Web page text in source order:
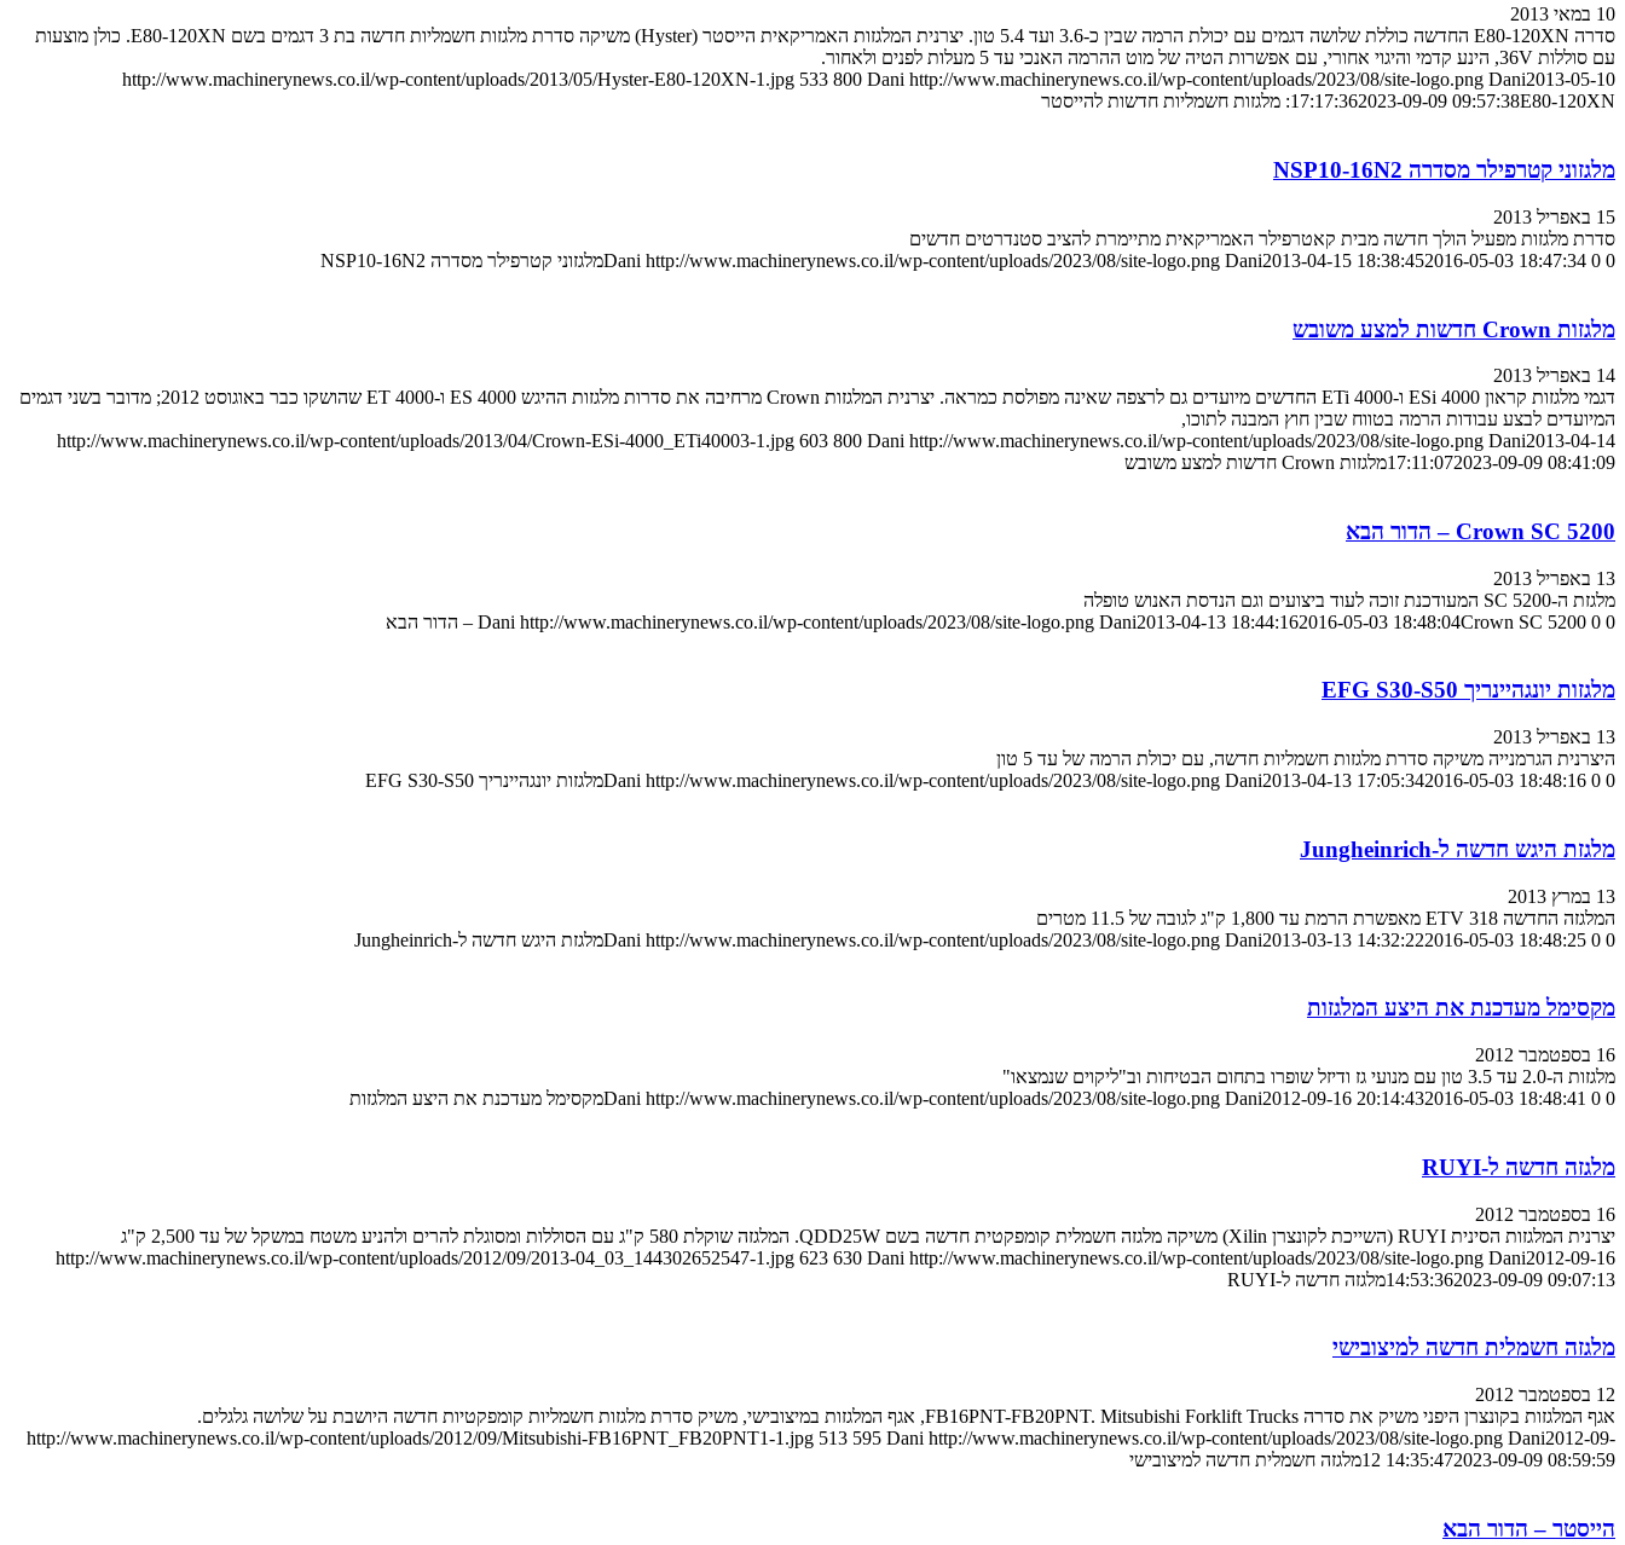
10 במאי 2013
סדרה E80-120XN החדשה כוללת שלושה דגמים עם יכולת הרמה שבין כ-3.6 ועד 5.4 טון. יצרנית המלגזות האמריקאית הייסטר (Hyster) משיקה סדרת מלגזות חשמליות חדשה בת 3 דגמים בשם E80-120XN. כולן מוצעות
עם סוללות 36V, הינע קדמי והיגוי אחורי, עם אפשרות הטיה של מוט ההרמה האנכי עד 5 מעלות לפנים ולאחור.
http://www.machinerynews.co.il/wp-content/uploads/2013/05/Hyster-E80-120XN-1.jpg 533 800 Dani http://www.machinerynews.co.il/wp-content/uploads/2023/08/site-logo.png Dani2013-05-10
17:17:362023-09-09 09:57:38E80-120XN: מלגזות חשמליות חדשות להייסטר
מלגזוני קטרפילר מסדרה NSP10-16N2
15 באפריל 2013
סדרת מלגזות מפעיל הולך חדשה מבית קאטרפילר האמריקאית מתיימרת להציב סטנדרטים חדשים
0
0
Dani http://www.machinerynews.co.il/wp-content/uploads/2023/08/site-logo.png Dani2013-04-15 18:38:452016-05-03 18:47:34 מלגזוני קטרפילר מסדרה NSP10-16N2
מלגזות Crown חדשות למצע משובש
14 באפריל 2013
דגמי מלגזות קראון ESi 4000 ו-ETi 4000 החדשים מיועדים גם לרצפה שאינה מפולסת כמראה. יצרנית המלגזות Crown מרחיבה את סדרות מלגזות ההיגש ES 4000 ו-ET 4000 שהושקו כבר באוגוסט 2012; מדובר בשני דגמים
המיועדים לבצע עבודות הרמה בטווח שבין חוץ המבנה לתוכו,
http://www.machinerynews.co.il/wp-content/uploads/2013/04/Crown-ESi-4000_ETi40003-1.jpg 603 800 Dani http://www.machinerynews.co.il/wp-content/uploads/2023/08/site-logo.png Dani2013-04-14
17:11:072023-09-09 08:41:09 מלגזות Crown חדשות למצע משובש
Crown SC 5200 – הדור הבא
13 באפריל 2013
מלגזת ה-SC 5200 המעודכנת זוכה לעוד ביצועים וגם הנדסת האנוש טופלה
0
0
Dani http://www.machinerynews.co.il/wp-content/uploads/2023/08/site-logo.png Dani2013-04-13 18:44:162016-05-03 18:48:04Crown SC 5200 – הדור הבא
מלגזות יונגהיינריך EFG S30-S50
13 באפריל 2013
היצרנית הגרמנייה משיקה סדרת מלגזות חשמליות חדשה, עם יכולת הרמה של עד 5 טון
0
0
Dani http://www.machinerynews.co.il/wp-content/uploads/2023/08/site-logo.png Dani2013-04-13 17:05:342016-05-03 18:48:16 מלגזות יונגהיינריך EFG S30-S50
מלגזת היגש חדשה ל-Jungheinrich
13 במרץ 2013
המלגזה החדשה ETV 318 מאפשרת הרמת עד 1,800 ק"ג לגובה של 11.5 מטרים
0
0
Dani http://www.machinerynews.co.il/wp-content/uploads/2023/08/site-logo.png Dani2013-03-13 14:32:222016-05-03 18:48:25 מלגזת היגש חדשה ל-Jungheinrich
מקסימל מעדכנת את היצע המלגזות
16 בספטמבר 2012
מלגזות ה-2.0 עד 3.5 טון עם מנועי גז ודיזל שופרו בתחום הבטיחות וב"ליקוים שנמצאו"
0
0
Dani http://www.machinerynews.co.il/wp-content/uploads/2023/08/site-logo.png Dani2012-09-16 20:14:432016-05-03 18:48:41 מקסימל מעדכנת את היצע המלגזות
מלגזה חדשה ל-RUYI
16 בספטמבר 2012
יצרנית המלגזות הסינית RUYI (השייכת לקונצרן Xilin) משיקה מלגזה חשמלית קומפקטית חדשה בשם QDD25W. המלגזה שוקלת 580 ק"ג עם הסוללות ומסוגלת להרים ולהניע משטח במשקל של עד 2,500 ק"ג
http://www.machinerynews.co.il/wp-content/uploads/2012/09/2013-04_03_144302652547-1.jpg 623 630 Dani http://www.machinerynews.co.il/wp-content/uploads/2023/08/site-logo.png Dani2012-09-16
14:53:362023-09-09 09:07:13 מלגזה חדשה ל-RUYI
מלגזה חשמלית חדשה למיצובישי
12 בספטמבר 2012
אגף המלגזות בקונצרן היפני משיק את סדרה FB16PNT-FB20PNT. Mitsubishi Forklift Trucks, אגף המלגזות במיצובישי, משיק סדרת מלגזות חשמליות קומפקטיות חדשה היושבת על שלושה גלגלים.
http://www.machinerynews.co.il/wp-content/uploads/2012/09/Mitsubishi-FB16PNT_FB20PNT1-1.jpg 513 595 Dani http://www.machinerynews.co.il/wp-content/uploads/2023/08/site-logo.png Dani2012-09-
12 14:35:472023-09-09 08:59:59 מלגזה חשמלית חדשה למיצובישי
הייסטר – הדור הבא